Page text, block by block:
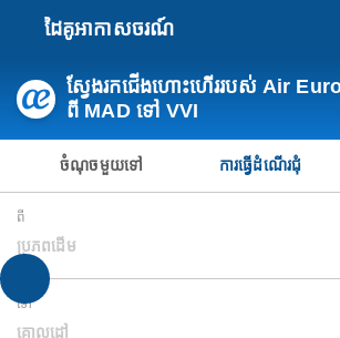
ដៃគូអាកាសចរណ៍
ស្វែងរកជើងហោះហើររបស់ Air
ពី MAD ទៅ VVI
ចំណុចមួយទៅ ការធ្វើដំណើរជុំ
ពី
ប្រភពដើម
ទៅ
គោលដៅ